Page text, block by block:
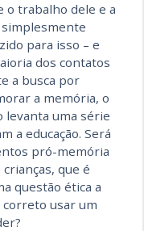
o trabalho dele e a
simplesmente
para isso – e
dos contatos
a busca por
a memória, o
levanta uma série
a educação. Será
pró-memória
que é
questão ética a
correto usar um